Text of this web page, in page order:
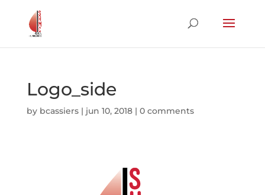
Logo_side
by bcassiers| jun 10, 2018| 0 comments